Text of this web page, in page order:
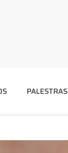
PALESTRAS